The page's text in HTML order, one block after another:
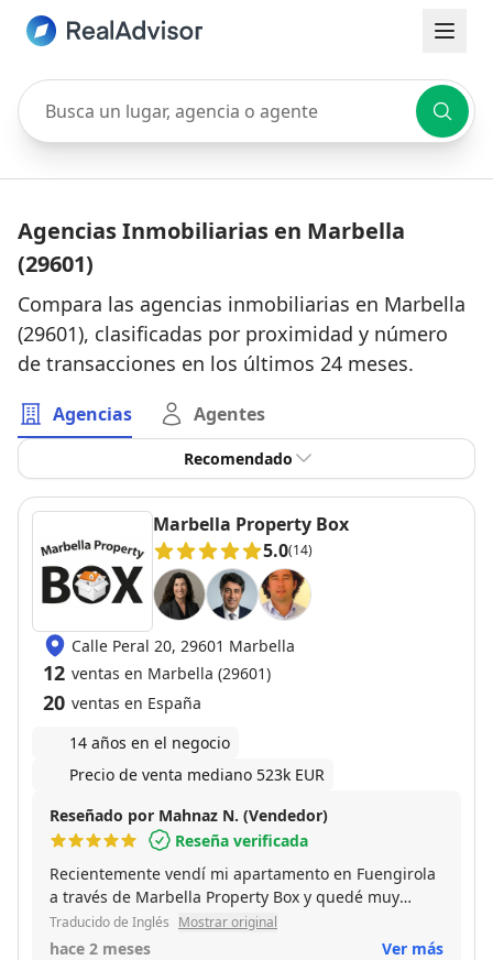
Busca un lugar, agencia o agente
Agencias Inmobiliarias en Marbella
(29601)
Compara las agencias inmobiliarias en Marbella
(29601), clasificadas por proximidad y número
de transacciones en los últimos 24 meses.
Agencias Agentes
Recomendado
Marbella Property Box
5.0(14)
Calle Peral 20, 29601 Marbella
12 ventas en Marbella (29601)
20 ventas en España
14 años en el negocio
Precio de venta mediano 523k EUR
Reseñado por Mahnaz N. (Vendedor)
Reseña verificada
Recientemente vendí mi apartamento en Fuengirola
a través de Marbella Property Box y quedé muy
impresionado con el servicio de principio a fin. El
equipo fue profesional, receptivo y me mantuvo
Traducido de Inglés Mostrar original
hace 2 meses Ver más